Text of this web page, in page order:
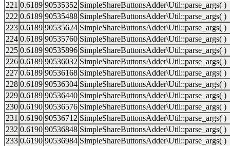
221 0.6189 90535352 SimpleShareButtonsAdder\Util::parse_args( )
222 0.6189 90535488 SimpleShareButtonsAdder\Util::parse_args( )
223 0.6189 90535624 SimpleShareButtonsAdder\Util::parse_args( )
224 0.6189 90535760 SimpleShareButtonsAdder\Util::parse_args( )
225 0.6189 90535896 SimpleShareButtonsAdder\Util::parse_args( )
226 0.6189 90536032 SimpleShareButtonsAdder\Util::parse_args( )
227 0.6189 90536168 SimpleShareButtonsAdder\Util::parse_args( )
228 0.6189 90536304 SimpleShareButtonsAdder\Util::parse_args( )
229 0.6189 90536440 SimpleShareButtonsAdder\Util::parse_args( )
230 0.6190 90536576 SimpleShareButtonsAdder\Util::parse_args( )
231 0.6190 90536712 SimpleShareButtonsAdder\Util::parse_args( )
232 0.6190 90536848 SimpleShareButtonsAdder\Util::parse_args( )
233 0.6190 90536984 SimpleShareButtonsAdder\Util::parse_args( )